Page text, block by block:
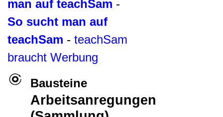
man auf teachSam -
So sucht man auf
teachSam - teachSam
braucht Werbung
Bausteine
Arbeitsanregungen